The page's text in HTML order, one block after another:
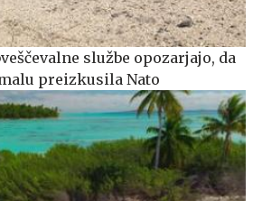
službe opozarjajo, da
preizkusila Nato